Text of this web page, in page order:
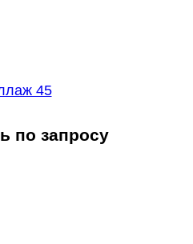
45
по запросу